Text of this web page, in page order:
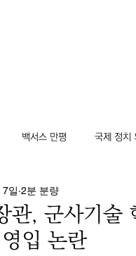
백서스 만평 국제 정치
관, 군사기술
입 논란
일 2분 분량